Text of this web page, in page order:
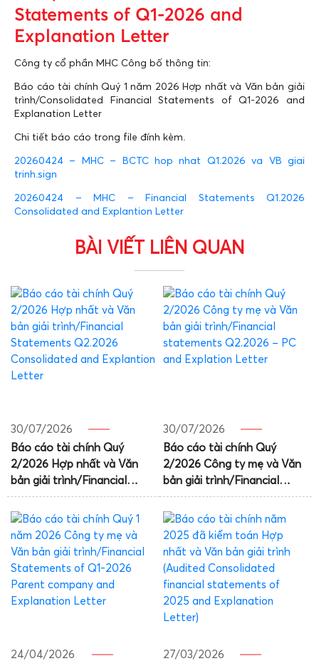
Statements of Q1-2026 and
Explanation Letter
Công ty cổ phần MHC Công bố thông tin:
Báo cáo tài chính Quý 1 năm 2026 Hợp nhất và Văn bản giải
trình/Consolidated Financial Statements of Q1-2026 and
Explanation Letter
Chi tiết báo cáo trong file đính kèm.
20260424 – MHC – BCTC hop nhat Q1.2026 va VB giai
trinh.sign
20260424 – MHC – Financial Statements Q1.2026
Consolidated and Explantion Letter
BÀI VIẾT LIÊN QUAN
30/07/2026
Báo cáo tài chính Quý
2/2026 Hợp nhất và Văn
bản giải trình/Financial
Statements Q2.2026
Consolidated and
Explantion Letter
30/07/2026
Báo cáo tài chính Quý
2/2026 Công ty mẹ và Văn
bản giải trình/Financial
statements Q2.2026 – PC
and Explation Letter
24/04/2026 27/03/2026